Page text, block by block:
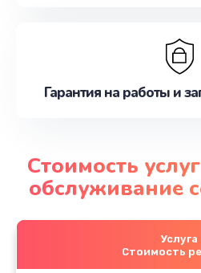
Гарантия на работы и
Стоимость
обслуживание
Услуга
Стоимость